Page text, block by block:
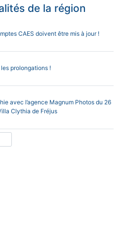
de la région
CAES doivent être mis à jour !
prolongations !
avec l’agence Magnum Photos du 26
Clythia de Fréjus